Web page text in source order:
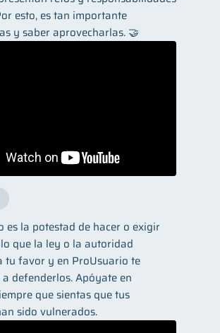
esto, es tan importante
y saber aprovecharlas. 🤝
es la potestad de hacer o exigir
que la ley o la autoridad
tu favor y en ProUsuario te
defenderlos. Apóyate en
que sientas que tus
sido vulnerados.